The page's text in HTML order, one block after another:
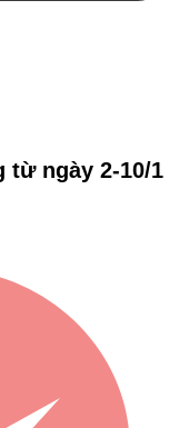
từ ngày 2-10/1